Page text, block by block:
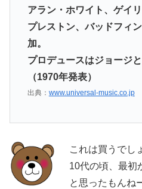
アラン・ホワイト、ゲイ
プレストン、バッドフィ
加。
プロデュースはジョージ
（1970年発表）
出典： www.universal-music.co.jp
これは買うでし
10代の頃、最初
と思ったもんね